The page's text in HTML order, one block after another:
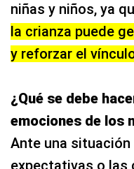
niñas y niños, ya
la crianza puede
y reforzar el
¿Qué se debe
emociones de los
Ante una